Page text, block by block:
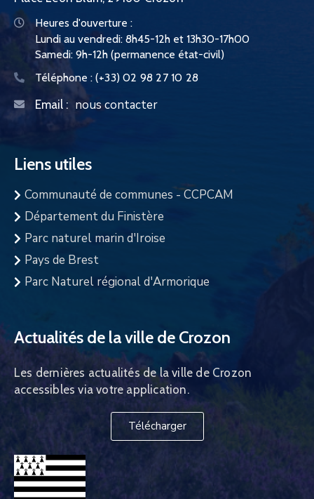
Heures d'ouverture :
Lundi au vendredi: 8h45-12h et 13h30-17h00
Samedi: 9h-12h (permanence état-civil)
Téléphone : (+33) 02 98 27 10 28
Email : nous contacter
Liens utiles
Communauté de communes - CCPCAM
Département du Finistère
Parc naturel marin d'Iroise
Pays de Brest
Parc Naturel régional d'Armorique
Actualités de la ville de Crozon
Les dernières actualités de la ville de Crozon
accessibles via votre application.
Télécharger